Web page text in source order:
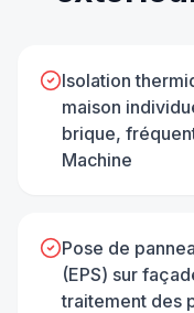
Isolation
maison
brique,
Machine
Pose de
(EPS) sur
traitement des